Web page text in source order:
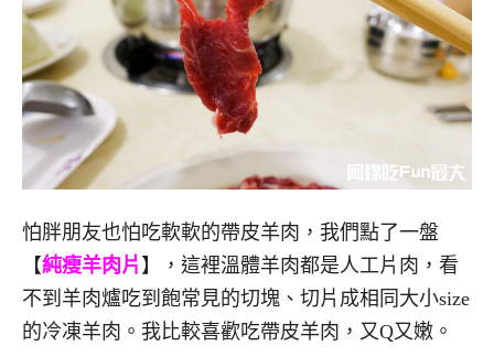
怕胖朋友也怕吃軟軟的帶皮羊肉，我們點了一盤
【純瘦羊肉片 】，這裡溫體羊肉都是人工片肉，看
不到羊肉爐吃到飽常見的切塊、切片成相同大小size
的冷凍羊肉。我比較喜歡吃帶皮羊肉，又Q又嫩。